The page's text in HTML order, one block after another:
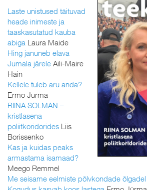
Laste unistused täituvad
heade inimeste ja
taaskasutatud kauba
abiga Laura Maide
Hing januneb elava
Jumala järele Aili-Maire
Hain
Kellele tuleb aru anda?
Ermo Jürma
RIINA SOLMAN –
kristlasena
poliitkoridorides Liis
Borissenko
Kas ja kuidas peaks
armastama isamaad?
Meego Remmel
Me seisame eelmiste põlvkondade õlgadel